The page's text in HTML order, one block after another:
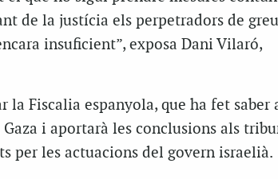
de la justícia els perpetradors de
insuficient”, exposa Dani Vilaró,
la Fiscalia espanyola, que ha fet saber
i aportarà les conclusions als
per les actuacions del govern israelià.